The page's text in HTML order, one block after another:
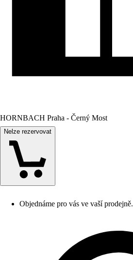
HORNBACH Praha - Černý Most
Nelze rezervovat
Objednáme pro vás ve vaší prodejně.